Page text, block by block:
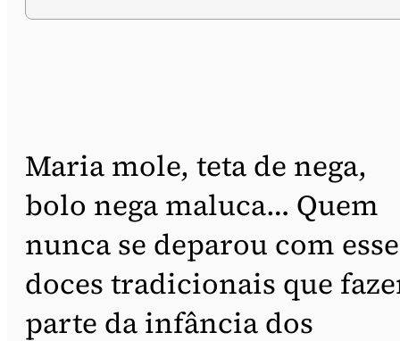
Maria mole, teta de nega,
bolo nega maluca… Quem
nunca se deparou com
doces tradicionais que
parte da infância dos